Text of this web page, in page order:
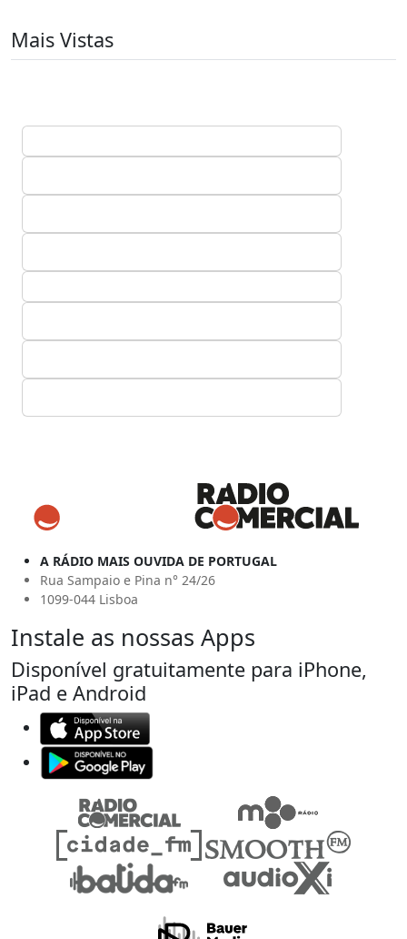
Mais Vistas
A RÁDIO MAIS OUVIDA DE PORTUGAL
Rua Sampaio e Pina n° 24/26
1099-044 Lisboa
Instale as nossas Apps
Disponível gratuitamente para iPhone,
iPad e Android